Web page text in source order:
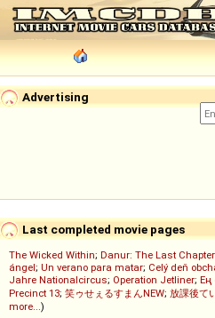
Advertising
Last completed movie pages
The Wicked Within; Danur: The Last Chapter
ángel; Un verano para matar; Celý deň
Jahre Nationalcircus; Operation Jetliner; Ең
Precinct 13; 笑ゥせぇるすまんNEW; 放課後て
more...)